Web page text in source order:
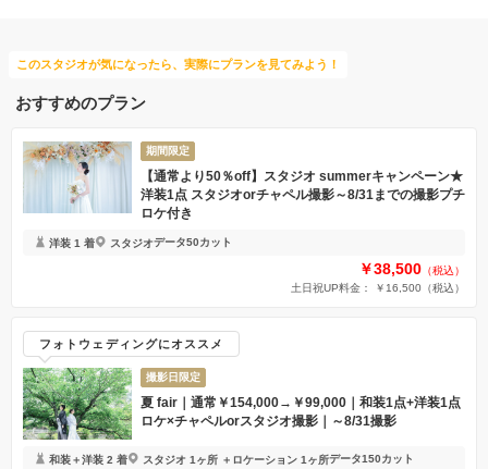
このスタジオが気になったら、実際にプランを見てみよう！
おすすめのプラン
期間限定
【通常より50％off】スタジオ summerキャンペーン★
洋装1点 スタジオorチャペル撮影～8/31までの撮影プチ
ロケ付き
洋装 1 着 スタジオデータ50カット
￥38,500 （税込）
土日祝UP料金： ￥16,500 （税込）
フォトウェディングにオススメ
撮影日限定
夏 fair｜通常￥154,000→￥99,000｜和装1点+洋装1点
ロケ×チャペルorスタジオ撮影｜～8/31撮影
和装＋洋装 2 着 スタジオ 1ヶ所 ＋ロケーション 1ヶ所データ150カット